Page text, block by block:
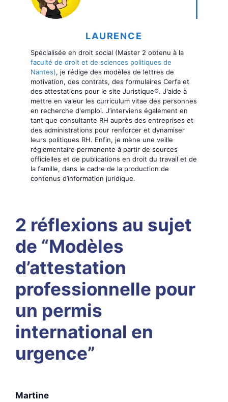
LAURENCE
Spécialisée en droit social (Master 2 obtenu à la
faculté de droit et de sciences politiques de
Nantes), je rédige des modèles de lettres de
motivation, des contrats, des formulaires Cerfa et
des attestations pour le site Juristique®. J'aide à
mettre en valeur les curriculum vitae des personnes
en recherche d'emploi. J’interviens également en
tant que consultante RH auprès des entreprises et
des administrations pour renforcer et dynamiser
leurs politiques RH. Enfin, je mène une veille
réglementaire permanente à partir de sources
officielles et de publications en droit du travail et de
la famille, dans le cadre de la production de
contenus d’information juridique.
2 réflexions au sujet
de “Modèles
d’attestation
professionnelle pour
un permis
international en
urgence”
Martine